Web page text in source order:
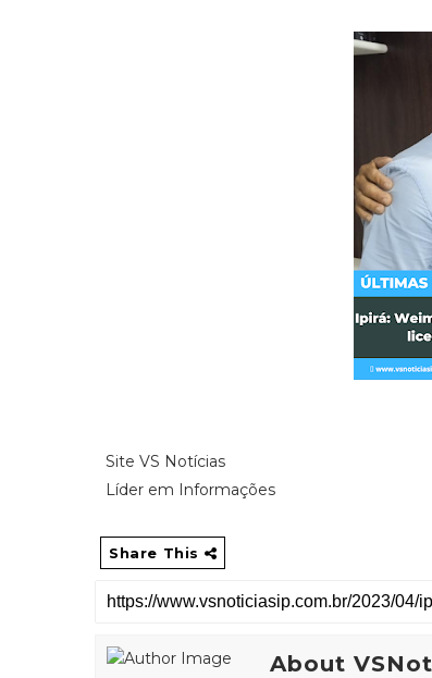
Site VS Notícias
Líder em Informações
Share This
About